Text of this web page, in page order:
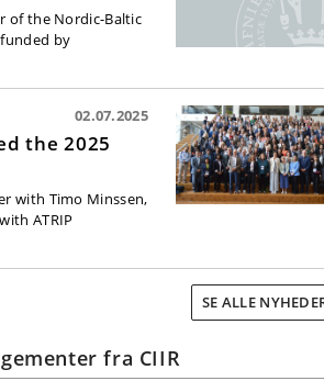
of the Nordic-Baltic
funded by
02.07.2025
the 2025
with Timo Minssen,
ATRIP
SE ALLE
fra CIIR